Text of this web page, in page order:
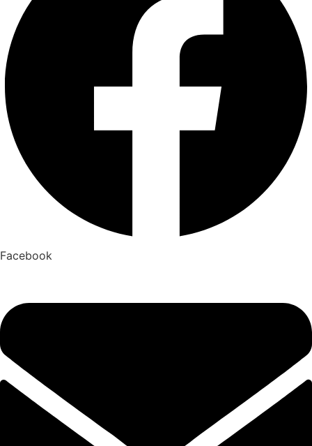
Facebook